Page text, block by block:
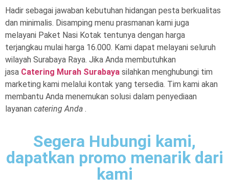
Hadir sebagai jawaban kebutuhan hidangan pesta berkualitas
dan minimalis. Disamping menu prasmanan kami juga
melayani Paket Nasi Kotak tentunya dengan harga
terjangkau mulai harga 16.000. Kami dapat melayani seluruh
wilayah Surabaya Raya. Jika Anda membutuhkan
jasa Catering Murah Surabaya silahkan menghubungi tim
marketing kami melalui kontak yang tersedia. Tim kami akan
membantu Anda menemukan solusi dalam penyediaan
layanan catering Anda .
Segera Hubungi kami,
dapatkan promo menarik dari
kami